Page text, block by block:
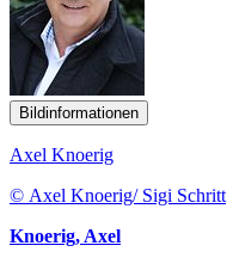
Bildinformationen
Axel Knoerig
© Axel Knoerig/ Sigi Schritt
Knoerig, Axel